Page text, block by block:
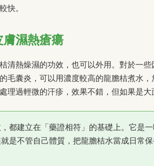
快。
濕熱瘡瘍
清熱燥濕的功效，也可以外用。對於一
毛囊炎，可以用濃度較高的龍膽桔煮水
理過輕微的汗疹，效果不錯，但如果是
都建立在「藥證相符」的基礎上。它是
是不管自己體質，把龍膽桔水當成日常